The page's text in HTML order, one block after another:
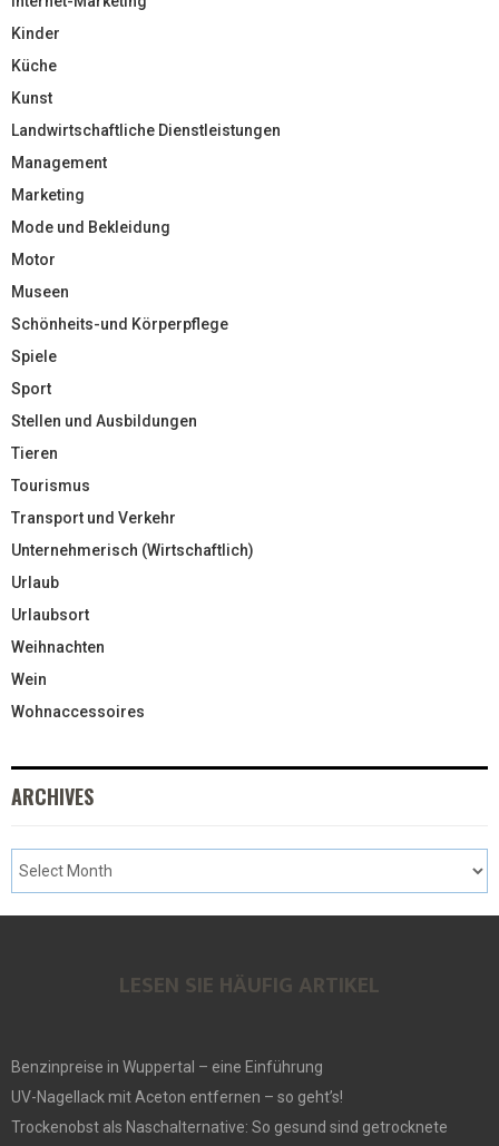
Kinder
Küche
Kunst
Landwirtschaftliche Dienstleistungen
Management
Marketing
Mode und Bekleidung
Motor
Museen
Schönheits-und Körperpflege
Spiele
Sport
Stellen und Ausbildungen
Tieren
Tourismus
Transport und Verkehr
Unternehmerisch (Wirtschaftlich)
Urlaub
Urlaubsort
Weihnachten
Wein
Wohnaccessoires
ARCHIVES
LESEN SIE HÄUFIG ARTIKEL
Benzinpreise in Wuppertal – eine Einführung
UV-Nagellack mit Aceton entfernen – so geht’s!
Trockenobst als Naschalternative: So gesund sind getrocknete